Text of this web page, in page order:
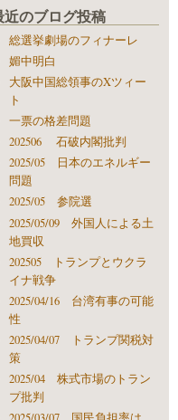
近のブログ投稿
総選挙劇場のフィナーレ
媚中明白
大阪中国総領事のXツィー
ト
一票の格差問題
202506 石破内閣批判
2025/05 日本のエネルギー
問題
2025/05 参院選
2025/05/09 外国人による土
地買収
202505 トランプとウクラ
イナ戦争
2025/04/16 台湾有事の可能
性
2025/04/07 トランプ関税対
策
2025/04 株式市場のトラン
プ批判